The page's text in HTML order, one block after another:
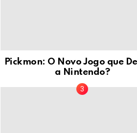
Pickmon: O Novo Jogo que
a Nintendo?